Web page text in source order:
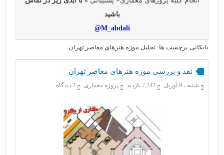
باشید
M_abdali@
بایگانی برچسب ها: تحلیل موزه هنرهای معاصر تهران
نقد و بررسی موزه هنرهای معاصر تهران
شنبه ، 9 آوریل 7,242 بازدید پروژه معماری 2 دیدگاه